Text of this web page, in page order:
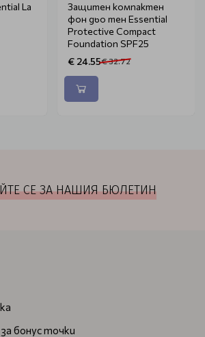
La
Защитен компактен
фон дьо тен Essential
Protective Compact
Foundation SPF25
€ 24.55€ 32.72
СЕ ЗА НАШИЯ БЮЛЕТИН
бонус точки